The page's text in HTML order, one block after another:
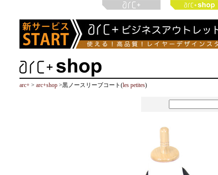
arc+ > arc+shop >黒ノースリーブコート(les petites)